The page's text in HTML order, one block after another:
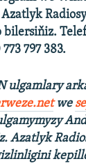
bilersiňiz.
797 383.
ulgamlary
we
Azatlyk